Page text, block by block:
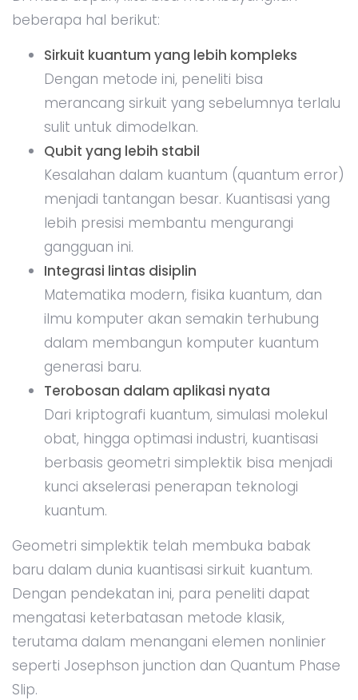
beberapa hal berikut:
Sirkuit kuantum yang lebih kompleks
Dengan metode ini, peneliti bisa
merancang sirkuit yang sebelumnya terlalu
sulit untuk dimodelkan.
Qubit yang lebih stabil
Kesalahan dalam kuantum (quantum error)
menjadi tantangan besar. Kuantisasi yang
lebih presisi membantu mengurangi
gangguan ini.
Integrasi lintas disiplin
Matematika modern, fisika kuantum, dan
ilmu komputer akan semakin terhubung
dalam membangun komputer kuantum
generasi baru.
Terobosan dalam aplikasi nyata
Dari kriptografi kuantum, simulasi molekul
obat, hingga optimasi industri, kuantisasi
berbasis geometri simplektik bisa menjadi
kunci akselerasi penerapan teknologi
kuantum.
Geometri simplektik telah membuka babak
baru dalam dunia kuantisasi sirkuit kuantum.
Dengan pendekatan ini, para peneliti dapat
mengatasi keterbatasan metode klasik,
terutama dalam menangani elemen nonlinier
seperti Josephson junction dan Quantum Phase
Slip.